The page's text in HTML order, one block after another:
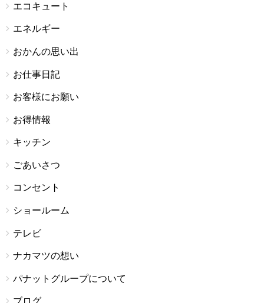
エコキュート
エネルギー
おかんの思い出
お仕事日記
お客様にお願い
お得情報
キッチン
ごあいさつ
コンセント
ショールーム
テレビ
ナカマツの想い
パナットグループについて